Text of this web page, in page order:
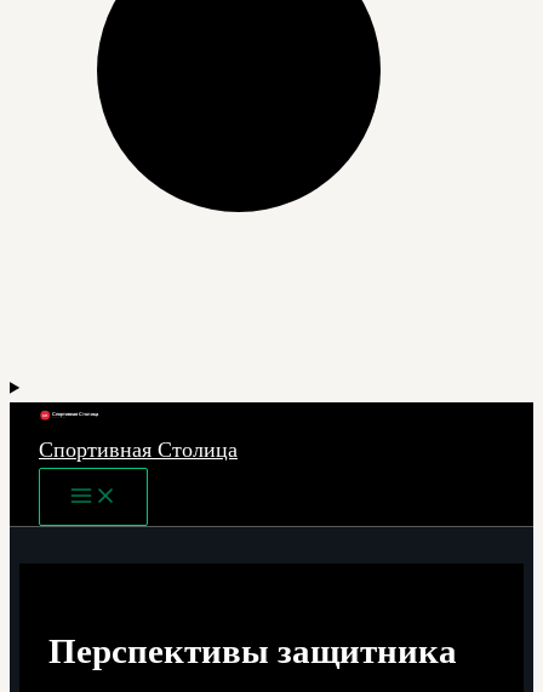
Спортивная Столица
Main
Menu
Перспективы защитника